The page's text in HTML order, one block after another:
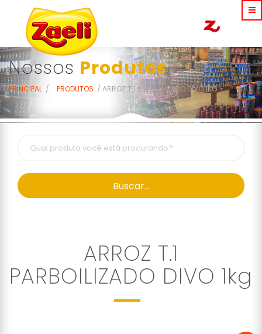
Nossos Produtos
PRINCIPAL PRODUTOS ARROZ T.1 PARBOILIZADO DIVO 1KG
Buscar...
ARROZ T.1
PARBOILIZADO DIVO 1kg